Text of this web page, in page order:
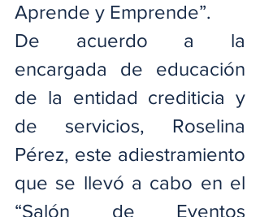
Aprende y Emprende”.
De acuerdo a la
encargada de educación
de la entidad crediticia y
de servicios, Roselina
Pérez, este adiestramiento
que se llevó a cabo en el
“Salón de Eventos